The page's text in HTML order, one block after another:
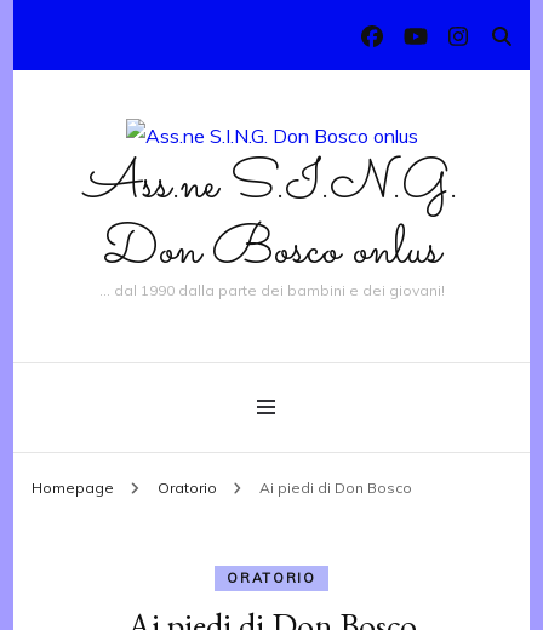
Ass.ne S.I.N.G.
Don Bosco onlus
… dal 1990 dalla parte dei bambini e dei giovani!
Homepage Oratorio Ai piedi di Don Bosco
ORATORIO